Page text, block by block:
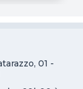
01 -